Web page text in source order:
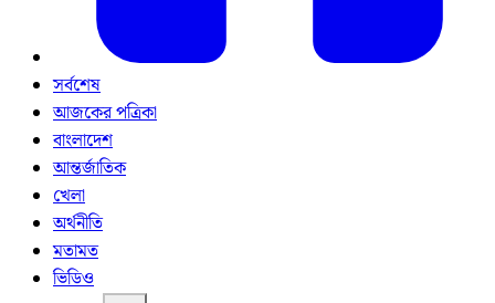
সর্বশেষ
আজকের পত্রিকা
বাংলাদেশ
আন্তর্জাতিক
খেলা
অর্থনীতি
মতামত
ভিডিও